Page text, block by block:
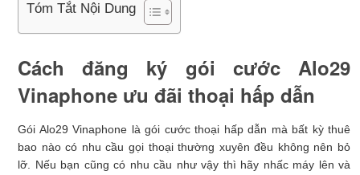
Tóm Tắt Nội Dung
Cách đăng ký gói cước Alo29
Vinaphone ưu đãi thoại hấp dẫn
Gói Alo29 Vinaphone là gói cước thoại hấp dẫn mà bất kỳ thuê
bao nào có nhu cầu gọi thoại thường xuyên đều không nên bỏ
lỡ. Nếu bạn cũng có nhu cầu như vậy thì hãy nhấc máy lên và